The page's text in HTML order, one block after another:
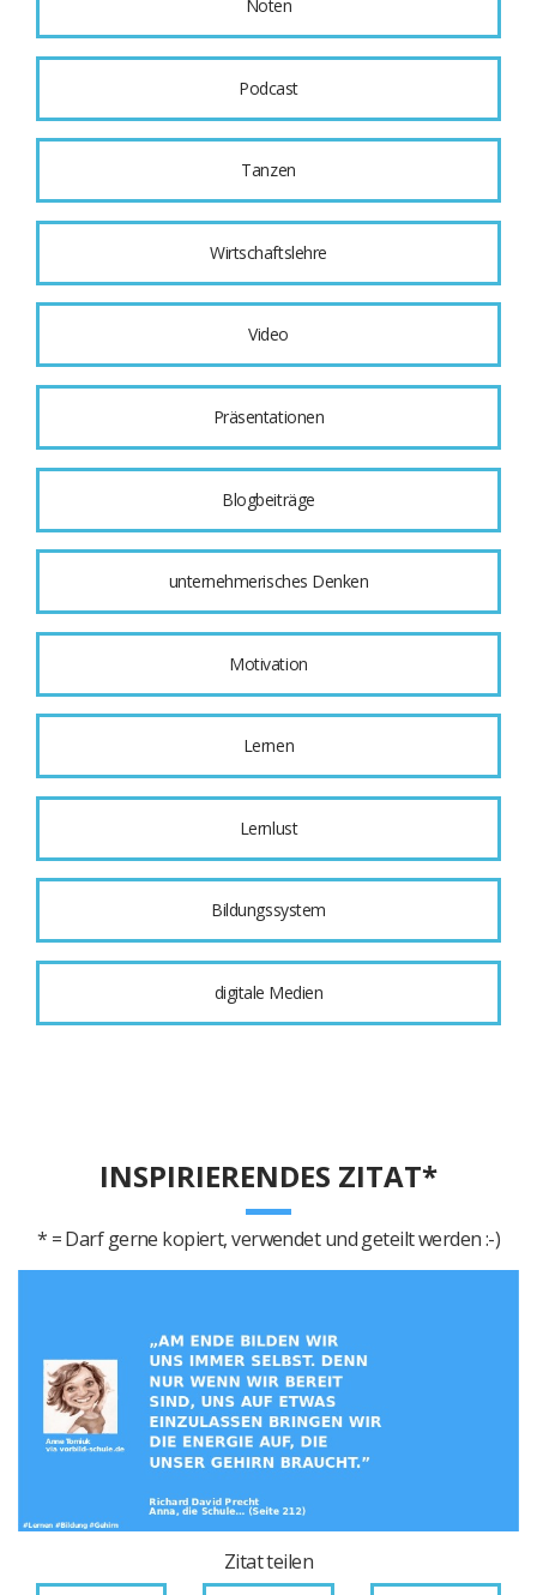
Noten
Podcast
Tanzen
Wirtschaftslehre
Video
Präsentationen
Blogbeiträge
unternehmerisches Denken
Motivation
Lernen
Lernlust
Bildungssystem
digitale Medien
INSPIRIERENDES ZITAT*
* = Darf gerne kopiert, verwendet und geteilt werden :-)
Zitat teilen